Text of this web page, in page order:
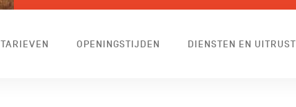
TARIEVEN OPENINGSTIJDEN DIENSTEN EN